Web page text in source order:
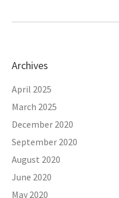
Archives
April 2025
March 2025
December 2020
September 2020
August 2020
June 2020
May 2020